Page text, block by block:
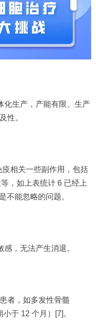
化生产，产能有限、生产
性。
相关一些副作用，包括
，如上表统计 6 已经上
不能忽略的问题。
，无法产生消退。
者，如多发性骨髓
于 12 个月）[7]。